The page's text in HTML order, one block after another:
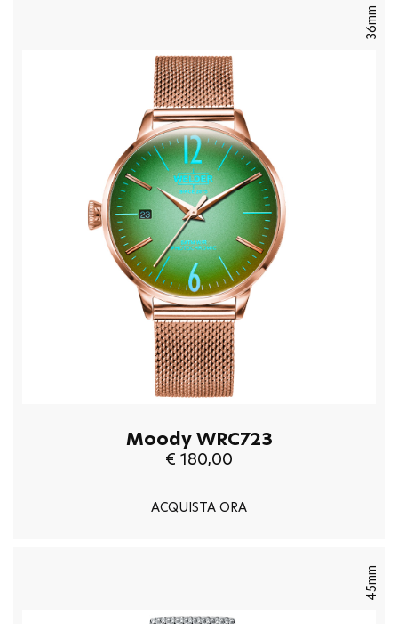
36mm
Moody WRC723
€ 180,00
ACQUISTA ORA
45mm